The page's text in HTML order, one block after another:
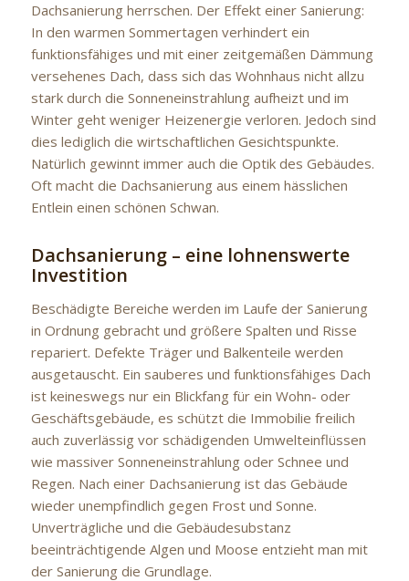
Dachsanierung herrschen. Der Effekt einer Sanierung:
In den warmen Sommertagen verhindert ein
funktionsfähiges und mit einer zeitgemäßen Dämmung
versehenes Dach, dass sich das Wohnhaus nicht allzu
stark durch die Sonneneinstrahlung aufheizt und im
Winter geht weniger Heizenergie verloren. Jedoch sind
dies lediglich die wirtschaftlichen Gesichtspunkte.
Natürlich gewinnt immer auch die Optik des Gebäudes.
Oft macht die Dachsanierung aus einem hässlichen
Entlein einen schönen Schwan.
Dachsanierung – eine lohnenswerte
Investition
Beschädigte Bereiche werden im Laufe der Sanierung
in Ordnung gebracht und größere Spalten und Risse
repariert. Defekte Träger und Balkenteile werden
ausgetauscht. Ein sauberes und funktionsfähiges Dach
ist keineswegs nur ein Blickfang für ein Wohn- oder
Geschäftsgebäude, es schützt die Immobilie freilich
auch zuverlässig vor schädigenden Umwelteinflüssen
wie massiver Sonneneinstrahlung oder Schnee und
Regen. Nach einer Dachsanierung ist das Gebäude
wieder unempfindlich gegen Frost und Sonne.
Unverträgliche und die Gebäudesubstanz
beeinträchtigende Algen und Moose entzieht man mit
der Sanierung die Grundlage.